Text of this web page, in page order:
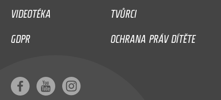
VIDEOTÉKA
TVŮRCI
GDPR
OCHRANA PRÁV DÍTĚTE